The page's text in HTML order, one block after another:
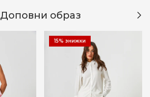
Доповни образ
15% знижки